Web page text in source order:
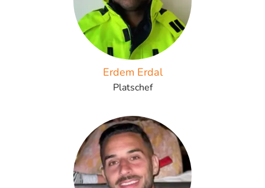
Erdem Erdal
Platschef